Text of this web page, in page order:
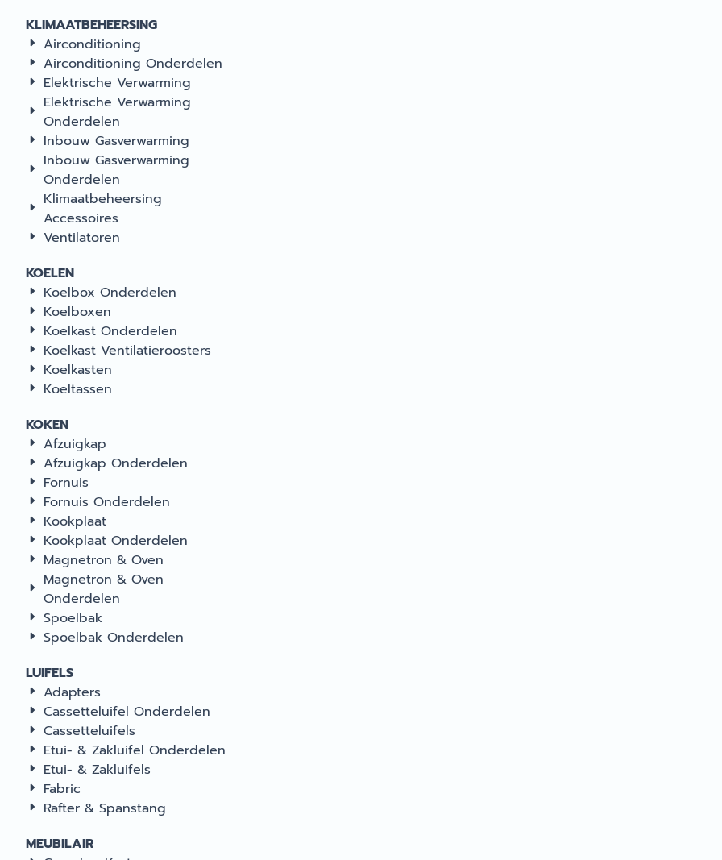
KLIMAATBEHEERSING
Airconditioning
Airconditioning Onderdelen
Elektrische Verwarming
Elektrische Verwarming
Onderdelen
Inbouw Gasverwarming
Inbouw Gasverwarming
Onderdelen
Klimaatbeheersing
Accessoires
Ventilatoren
KOELEN
Koelbox Onderdelen
Koelboxen
Koelkast Onderdelen
Koelkast Ventilatieroosters
Koelkasten
Koeltassen
KOKEN
Afzuigkap
Afzuigkap Onderdelen
Fornuis
Fornuis Onderdelen
Kookplaat
Kookplaat Onderdelen
Magnetron & Oven
Magnetron & Oven
Onderdelen
Spoelbak
Spoelbak Onderdelen
LUIFELS
Adapters
Cassetteluifel Onderdelen
Cassetteluifels
Etui- & Zakluifel Onderdelen
Etui- & Zakluifels
Fabric
Rafter & Spanstang
MEUBILAIR